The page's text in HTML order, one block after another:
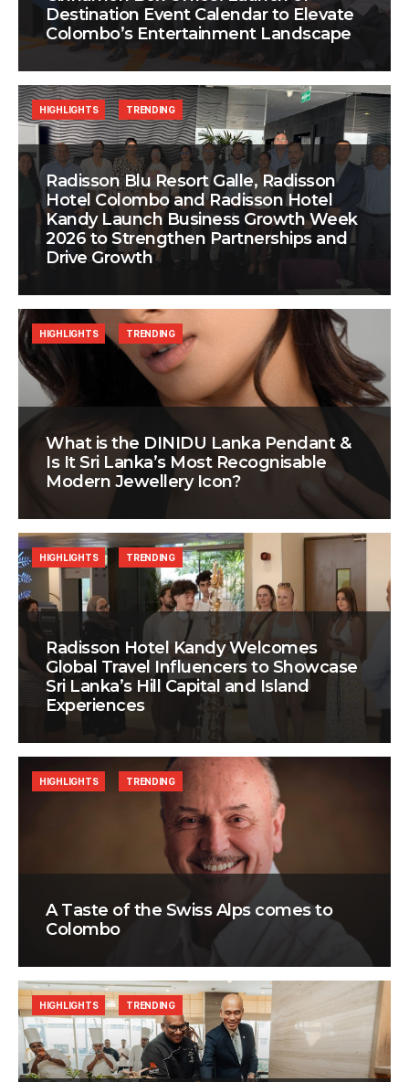
Destination Event Calendar to Elevate
Colombo’s Entertainment Landscape
Radisson Blu Resort Galle, Radisson
Hotel Colombo and Radisson Hotel
Kandy Launch Business Growth Week
2026 to Strengthen Partnerships and
Drive Growth
HIGHLIGHTS TRENDING
What is the DINIDU Lanka Pendant &
Is It Sri Lanka’s Most Recognisable
Modern Jewellery Icon?
HIGHLIGHTS TRENDING
Radisson Hotel Kandy Welcomes
Global Travel Influencers to Showcase
Sri Lanka’s Hill Capital and Island
Experiences
HIGHLIGHTS TRENDING
A Taste of the Swiss Alps comes to
Colombo
HIGHLIGHTS TRENDING
HIGHLIGHTS TRENDING